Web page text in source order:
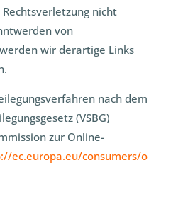
nicht
von
wir derartige Links
nach dem
(VSBG)
zur Online-
ec.europa.eu/consumers/o